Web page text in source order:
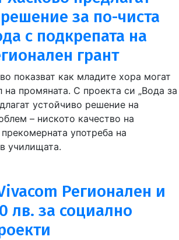
за по-чиста
с подкрепата на
грант
показват как младите хора могат
на промяната. С проекта си „Вода за
устойчиво решение на
– ниското качество на
употреба на
училищата.
Регионален и
лв. за социално